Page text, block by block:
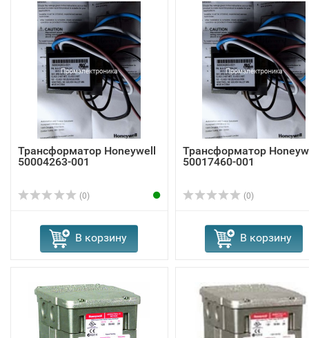
Трансформатор Honeywell
50004263-001
(0)
В корзину
Трансформатор
50017460-001
(0)
В корзину